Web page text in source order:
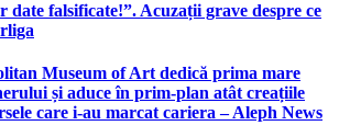
falsificate!”. Acuzații grave despre ce
Museum of Art dedică prima mare
și aduce în prim-plan atât creațiile
care i-au marcat cariera – Aleph News